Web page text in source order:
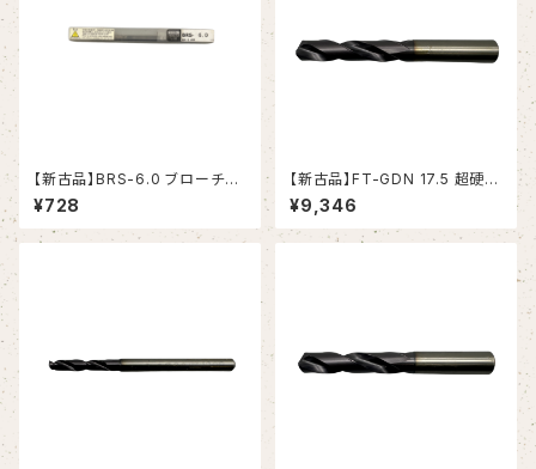
【新古品】BRS-6.0 ブローチリ
ーマ ストレートシャンク（日研工
作所）
¥728
【新古品】FT-GDN 17.5 超硬ド
リル (OSG)
¥9,346